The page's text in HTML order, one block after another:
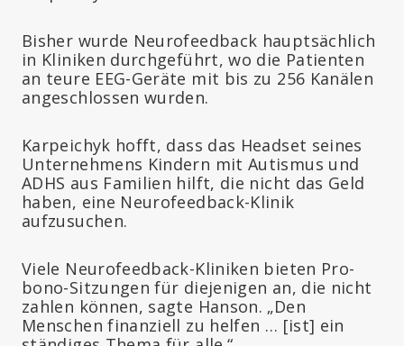
Bisher wurde Neurofeedback hauptsächlich
in Kliniken durchgeführt, wo die Patienten
an teure EEG-Geräte mit bis zu 256 Kanälen
angeschlossen wurden.
Karpeichyk hofft, dass das Headset seines
Unternehmens Kindern mit Autismus und
ADHS aus Familien hilft, die nicht das Geld
haben, eine Neurofeedback-Klinik
aufzusuchen.
Viele Neurofeedback-Kliniken bieten Pro-
bono-Sitzungen für diejenigen an, die nicht
zahlen können, sagte Hanson. „Den
Menschen finanziell zu helfen … [ist] ein